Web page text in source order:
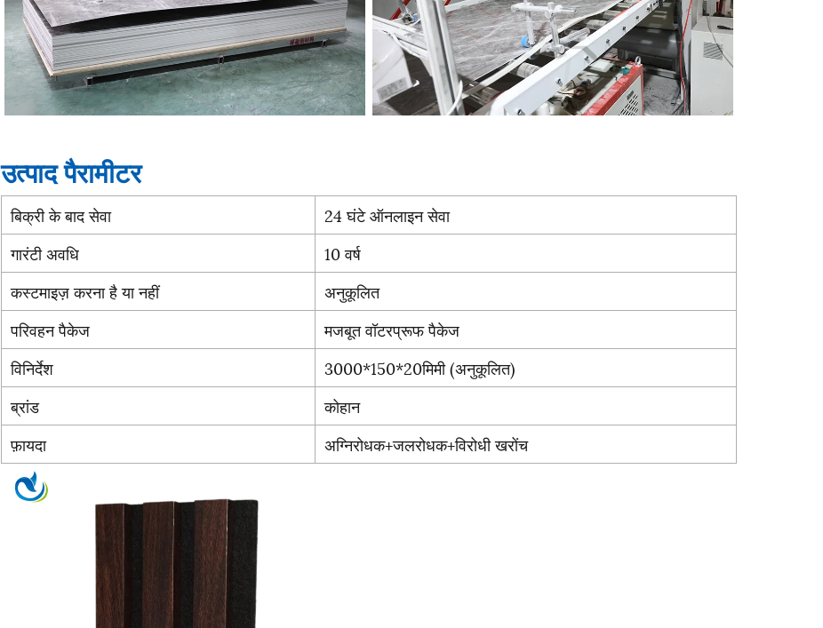
उत्पाद पैरामीटर
बिक्री के बाद सेवा
24 घंटे ऑनलाइन सेवा
गारंटी अवधि
10 वर्ष
कस्टमाइज़ करना है या नहीं
अनुकूलित
परिवहन पैकेज
मजबूत वॉटरप्रूफ पैकेज
विनिर्देश
3000*150*20मिमी (अनुकूलित)
ब्रांड
कोहान
फ़ायदा
अग्निरोधक+जलरोधक+विरोधी खरोंच